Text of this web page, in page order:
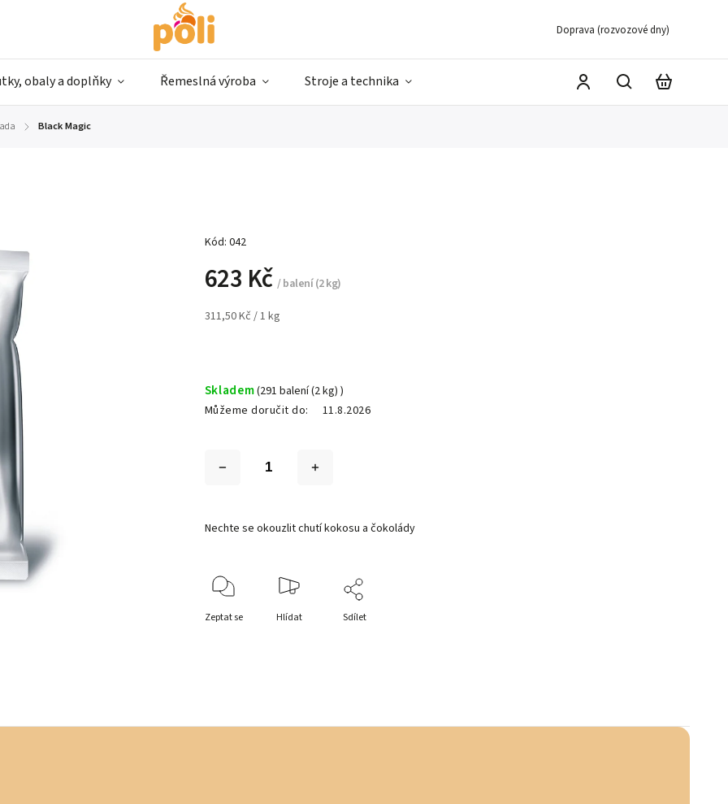
Doprava (rozvozové dny)
obaly a doplňky Řemeslná výroba Stroje a technika
/ Black Magic
Kód: 042
623 Kč / balení (2 kg)
311,50 Kč / 1 kg
Skladem(291 balení (2 kg) )
Můžeme doručit do:
11.8.2026
Nechte se okouzlit chutí kokosu a čokolády
Zeptat se Hlídat Sdílet